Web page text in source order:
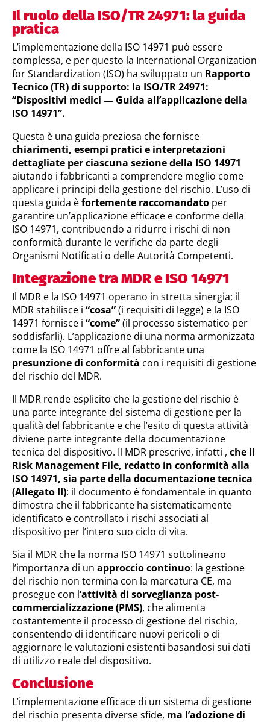
Il ruolo della ISO/TR 24971: la guida
pratica
L’implementazione della ISO 14971 può essere
complessa, e per questo la International Organization
for Standardization (ISO) ha sviluppato un Rapporto
Tecnico (TR) di supporto: la ISO/TR 24971:
“Dispositivi medici — Guida all’applicazione della
ISO 14971”.
Questa è una guida preziosa che fornisce
chiarimenti, esempi pratici e interpretazioni
dettagliate per ciascuna sezione della ISO 14971
aiutando i fabbricanti a comprendere meglio come
applicare i principi della gestione del rischio. L’uso di
questa guida èfortemente raccomandato per
garantire un’applicazione efficace e conforme della
ISO 14971, contribuendo a ridurre i rischi di non
conformità durante le verifiche da parte degli
Organismi Notificati o delle Autorità Competenti.
Integrazione tra MDR e ISO 14971
Il MDR e la ISO 14971 operano in stretta sinergia; il
MDR stabilisce i “cosa”(i requisiti di legge) e la ISO
14971 fornisce i “come”(il processo sistematico per
soddisfarli). L’applicazione di una norma armonizzata
come la ISO 14971 offre al fabbricante una
presunzione di conformità con i requisiti di gestione
del rischio del MDR.
Il MDR rende esplicito che la gestione del rischio è
una parte integrante del sistema di gestione per la
qualità del fabbricante e che l’esito di questa attività
diviene parte integrante della documentazione
tecnica del dispositivo. Il MDR prescrive, infatti , che il
Risk Management File, redatto in conformità alla
ISO 14971, sia parte della documentazione tecnica
(Allegato II): il documento è fondamentale in quanto
dimostra che il fabbricante ha sistematicamente
identificato e controllato i rischi associati al
dispositivo per l’intero suo ciclo di vita.
Sia il MDR che la norma ISO 14971 sottolineano
l’importanza di un approccio continuo: la gestione
del rischio non termina con la marcatura CE, ma
prosegue con l‘attività di sorveglianza post-
commercializzazione (PMS), che alimenta
costantemente il processo di gestione del rischio,
consentendo di identificare nuovi pericoli o di
aggiornare le valutazioni esistenti basandosi sui dati
di utilizzo reale del dispositivo.
Conclusione
L’implementazione efficace di un sistema di gestione
del rischio presenta diverse sfide, ma l’adozione di